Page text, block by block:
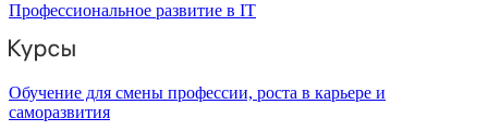
Профессиональное развитие в IT
Обучение для смены профессии, роста в карьере и
саморазвития